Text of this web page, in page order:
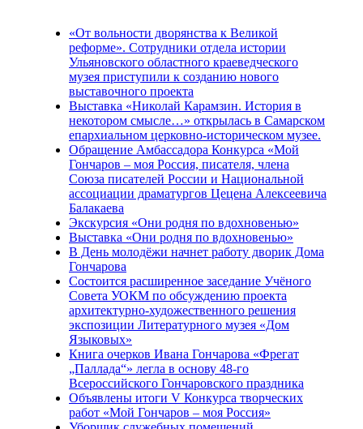
«От вольности дворянства к Великой
реформе». Сотрудники отдела истории
Ульяновского областного краеведческого
музея приступили к созданию нового
выставочного проекта
Выставка «Николай Карамзин. История в
некотором смысле…» открылась в Самарском
епархиальном церковно-историческом музее.
Обращение Амбассадора Конкурса «Мой
Гончаров – моя Россия, писателя, члена
Союза писателей России и Национальной
ассоциации драматургов Цецена Алексеевича
Балакаева
Экскурсия «Они родня по вдохновенью»
Выставка «Они родня по вдохновенью»
В День молодёжи начнет работу дворик Дома
Гончарова
Состоится расширенное заседание Учёного
Совета УОКМ по обсуждению проекта
архитектурно-художественного решения
экспозиции Литературного музея «Дом
Языковых»
Книга очерков Ивана Гончарова «Фрегат
„Паллада“» легла в основу 48-го
Всероссийского Гончаровского праздника
Объявлены итоги V Конкурса творческих
работ «Мой Гончаров – моя Россия»